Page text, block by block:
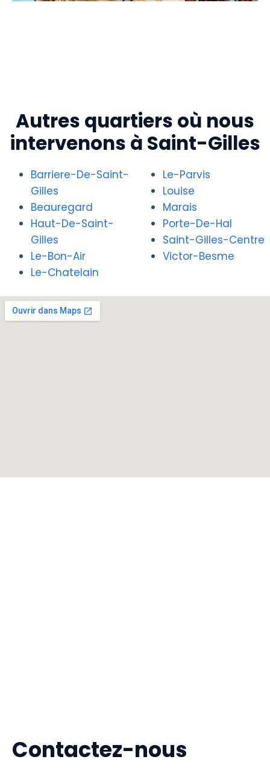
Autres quartiers où nous
intervenons à Saint-Gilles
Barriere-De-Saint-
Gilles
Beauregard
Haut-De-Saint-
Gilles
Le-Bon-Air
Le-Chatelain
Le-Parvis
Louise
Marais
Porte-De-Hal
Saint-Gilles-Centre
Victor-Besme
Contactez-nous